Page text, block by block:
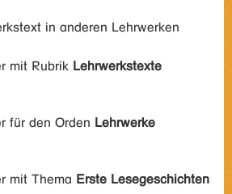
in anderen Lehrwerken
mit Rubrik Lehrwerkstexte
für den Orden Lehrwerke
mit Thema Erste Lesegeschichten